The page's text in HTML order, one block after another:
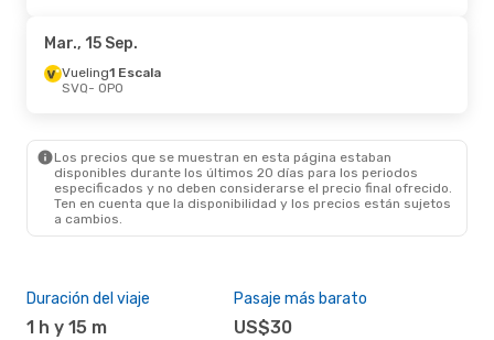
Mar., 15 Sep.
Vueling1 Escala
SVQ- OPO
Los precios que se muestran en esta página estaban
disponibles durante los últimos 20 días para los periodos
especificados y no deben considerarse el precio final ofrecido.
Ten en cuenta que la disponibilidad y los precios están sujetos
a cambios.
Duración del viaje
1 h y 15 m
Pasaje más barato
US$30